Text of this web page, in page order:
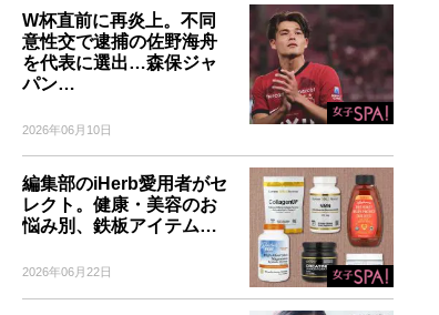
W杯直前に再炎上。不同
意性交で逮捕の佐野海舟
を代表に選出…森保ジャ
パン…
2026年06月10日
編集部のiHerb愛用者がセ
レクト。健康・美容のお
悩み別、鉄板アイテム…
2026年06月22日